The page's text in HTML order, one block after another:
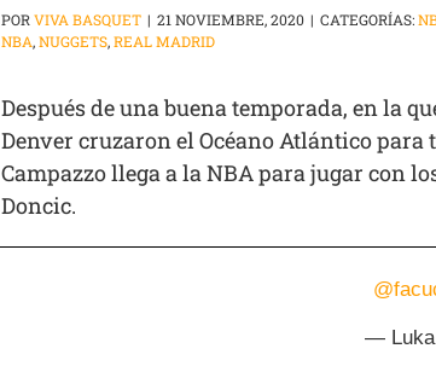
PORVIVA BASQUET | 21 NOVIEMBRE, 2020 | CATEGORÍAS:
NBA,NUGGETS,REAL MADRID
Después de una buena temporada, en la
Denver cruzaron el Océano Atlántico
Campazzo llega a la NBA para jugar con
Doncic.
— Luka